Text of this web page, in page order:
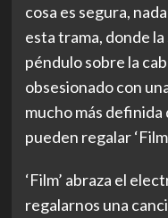
cosa es segura,
esta trama, donde
péndulo sobre la
obsesionado con
mucho más
pueden regalar
‘Film’ abraza el
regalarnos una